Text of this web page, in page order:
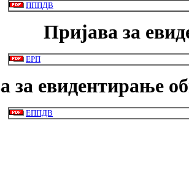
ПППДВ
Пријава за
ЕРП
за евидентирање
ЕППДВ